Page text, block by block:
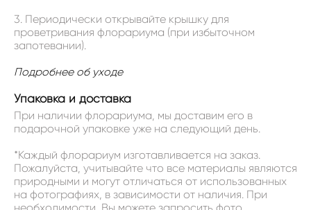
3. Периодически открывайте крышку для
проветривания флорариума (при избыточном
запотевании).
Подробнее об уходе
Упаковка и доставка
При наличии флорариума, мы доставим его в
подарочной упаковке уже на следующий день.
*Каждый флорариум изготавливается на заказ.
Пожалуйста, учитывайте что все материалы являются
природными и могут отличаться от использованных
на фотографиях, в зависимости от наличия. При